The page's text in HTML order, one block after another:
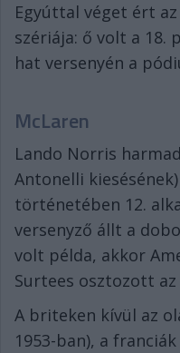
Egyúttal véget ért
szériája: ő volt a 18.
hat versenyén a
McLaren
Lando Norris
Antonelli
történetében 12.
versenyző állt a
volt példa, akkor
Surtees osztozott
A briteken kívül az
1953-ban), a